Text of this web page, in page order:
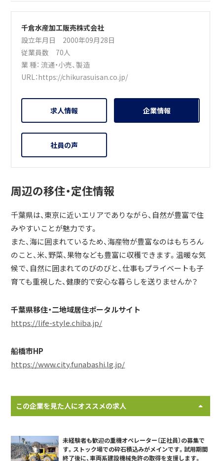
千倉水産加工販売株式会社
設立年月日 2000年09月28日
従業員数 70人
業 種：流通・小売、製造
URL：https://chikurasuisan.co.jp/
求人情報 企業情報
社員の声
周辺の移住・定住情報
千葉県は、東京に近いエリアでありながら、自然が豊富で住
みやすいことが魅力です。
また、海に囲まれているため、海産物が豊富なのはもちろん
のこと、米、野菜、果物なども豊富に収穫できます。温暖な気
候で、自然に囲まれてのびのびと、仕事もプライベートも子
育ても重視した、健康的で安心な暮らしを送りませんか？
千葉県移住・二地域居住ポータルサイト
https://life-style.chiba.jp/
船橋市HP
https://www.city.funabashi.lg.jp/
この企業を見た人にオススメの求人
未経験者も歓迎の重機オペレーター〔正社員〕の募集で
す。ストック場での砕石積込みがメインです。試用期間
終了後に、車両系建設機械免許の取得を支援します。